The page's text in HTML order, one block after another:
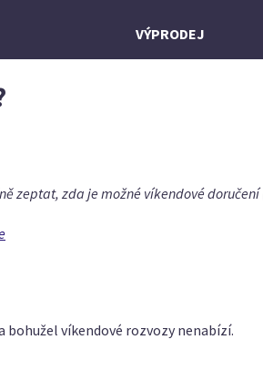
VÝPRODEJ
zeptat, zda je možné víkendové
bohužel víkendové rozvozy nenabízí.